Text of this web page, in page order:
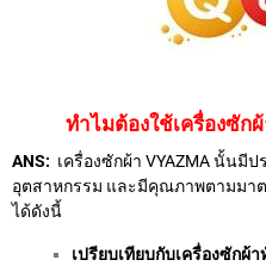
ทำไมต้องใช้เครื่องซักผ้
ANS: เครื่องซักผ้า VYAZMA นั้น
อุตสาหกรรม และมีคุณภาพตามมา
ได้ดังนี้
เปรียบเทียบกับเครื่องซักผ้า